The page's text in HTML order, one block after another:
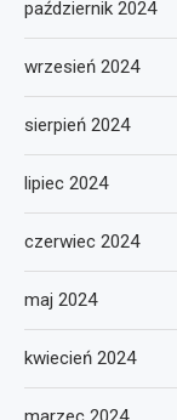
październik 2024
wrzesień 2024
sierpień 2024
lipiec 2024
czerwiec 2024
maj 2024
kwiecień 2024